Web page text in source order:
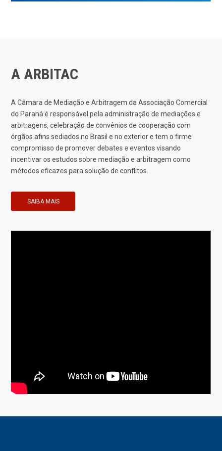
A ARBITAC
A Câmara de Mediação e Arbitragem da Associação Comercial
do Paraná é responsável pela administração de mediações e
arbitragens, celebração de convênios de cooperação com
órgãos afins sediados no Brasil e no exterior e tem o firme
compromisso de promover debates e eventos visando
incentivar os estudos sobre mediação e arbitragem como
métodos eficazes para solução de conflitos.
SAIBA MAIS